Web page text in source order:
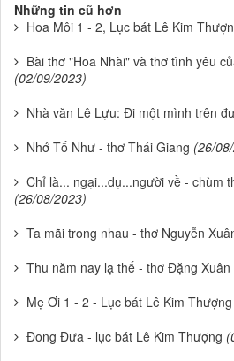
Những tin cũ hơn
Hoa Môi 1 - 2, Lục bát Lê Kim
Bài thơ "Hoa Nhài" và thơ tình yêu
(02/09/2023)
Nhà văn Lê Lựu: Đi một mình trên
Nhớ Tố Như - thơ Thái Giang (26/
Chỉ là... ngại...dụ...người về - chùm
(26/08/2023)
Ta mãi trong nhau - thơ Nguyễn
Thu năm nay lạ thế - thơ Đặng Xuân
Mẹ Ơi 1 - 2 - Lục bát Lê Kim Thượng
Đong Đưa - lục bát Lê Kim Thượng